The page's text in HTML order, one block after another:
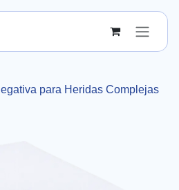
para Heridas Complejas